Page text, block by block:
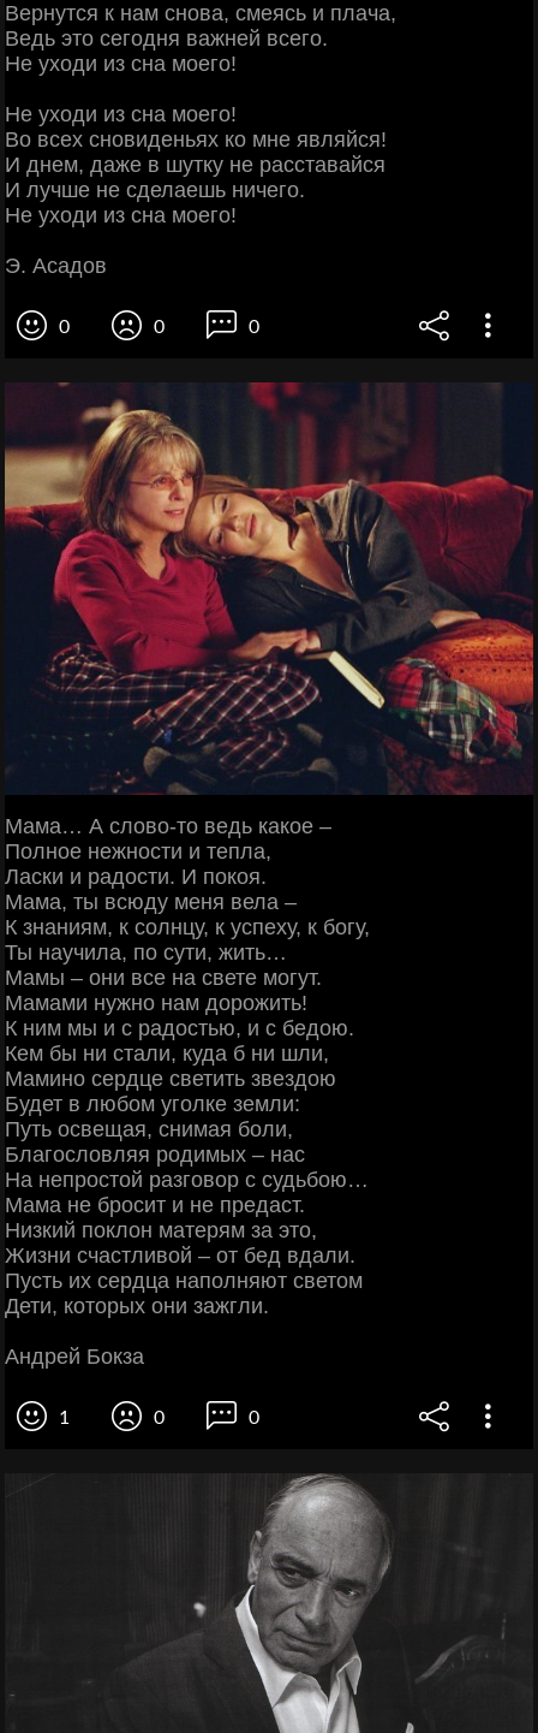
Вернутся к нам снова, смеясь и плача,
Ведь это сегодня важней всего.
Не уходи из сна моего!
Не уходи из сна моего!
Во всех сновиденьях ко мне являйся!
И днем, даже в шутку не расставайся
И лучше не сделаешь ничего.
Не уходи из сна моего!
Э. Асадов
0 0 0
Мама… А слово-то ведь какое –
Полное нежности и тепла,
Ласки и радости. И покоя.
Мама, ты всюду меня вела –
К знаниям, к солнцу, к успеху, к богу,
Ты научила, по сути, жить…
Мамы – они все на свете могут.
Мамами нужно нам дорожить!
К ним мы и с радостью, и с бедою.
Кем бы ни стали, куда б ни шли,
Мамино сердце светить звездою
Будет в любом уголке земли:
Путь освещая, снимая боли,
Благословляя родимых – нас
На непростой разговор с судьбою…
Мама не бросит и не предаст.
Низкий поклон матерям за это,
Жизни счастливой – от бед вдали.
Пусть их сердца наполняют светом
Дети, которых они зажгли.
Андрей Бокза
1 0 0